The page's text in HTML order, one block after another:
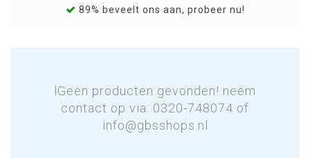
89% beveelt ons aan, probeer nu!
lGeen producten gevonden! neem
contact op via: 0320-748074 of
info@gbsshops.nl